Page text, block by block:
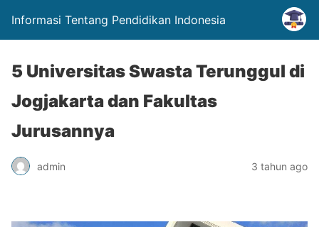
Informasi Tentang Pendidikan Indonesia
5 Universitas Swasta Terunggul di
Jogjakarta dan Fakultas
Jurusannya
admin 3 tahun ago